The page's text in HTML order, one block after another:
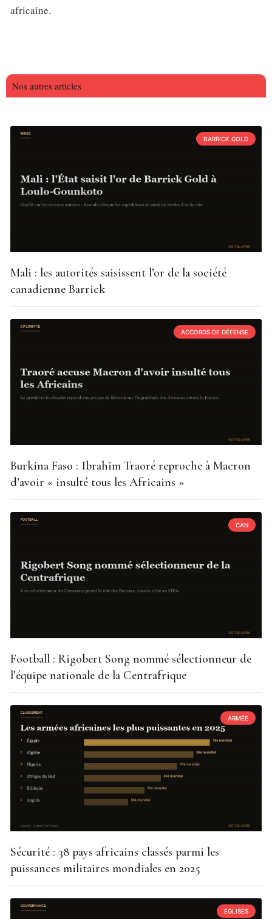
africaine.
Nos autres articles
BARRICK GOLD
Mali : les autorités saisissent l’or de la société
canadienne Barrick
ACCORDS DE DÉFENSE
Burkina Faso : Ibrahim Traoré reproche à Macron
d’avoir « insulté tous les Africains »
CAN
Football : Rigobert Song nommé sélectionneur de
l’équipe nationale de la Centrafrique
ARMÉE
Sécurité : 38 pays africains classés parmi les
puissances militaires mondiales en 2025
EGLISES